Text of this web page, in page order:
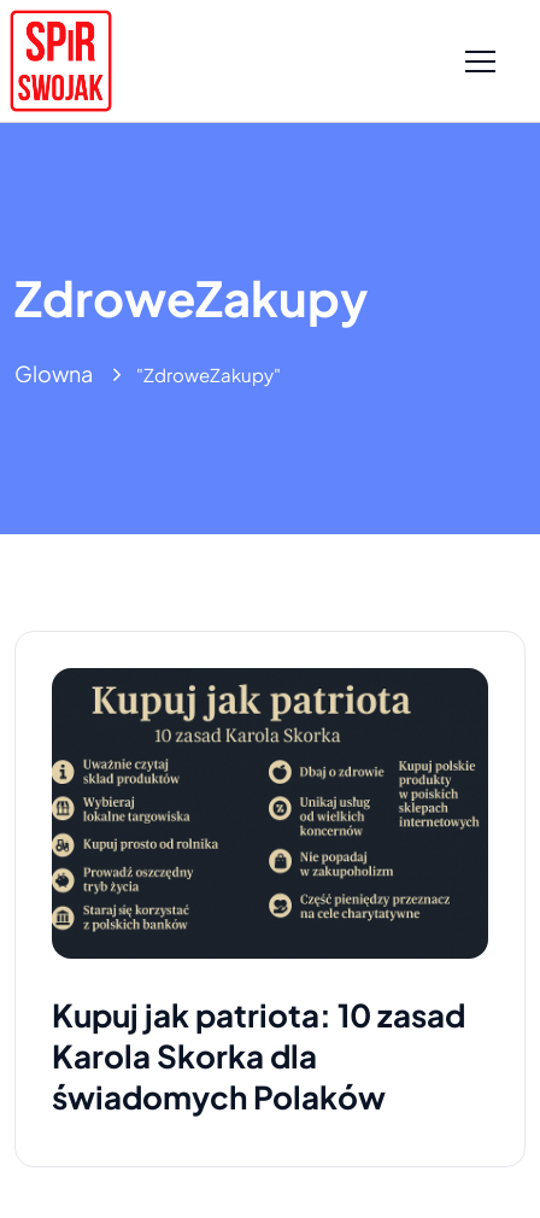
ZdroweZakupy
Glowna "ZdroweZakupy"
Kupuj jak patriota: 10 zasad
Karola Skorka dla
świadomych Polaków